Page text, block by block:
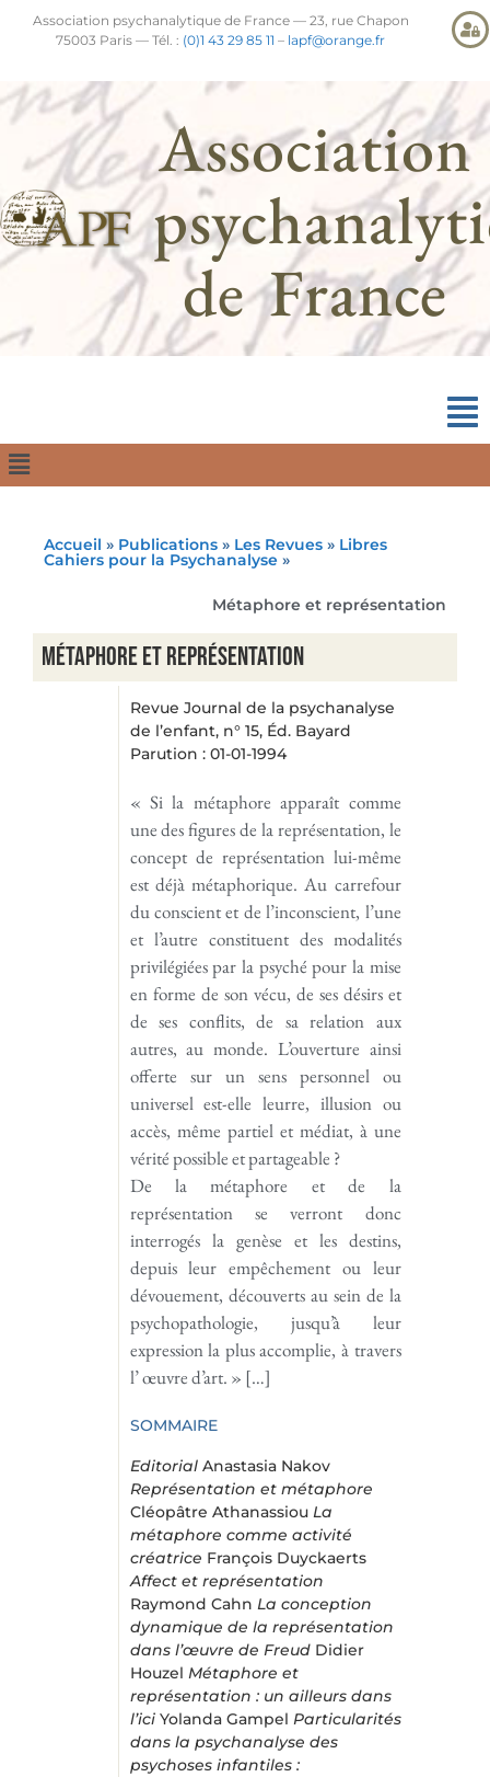
Association psychanalytique de France — 23, rue Chapon
75003 Paris — Tél. : (0)1 43 29 85 11 – lapf@orange.fr
Association
de France
Accueil » Publications » Les Revues » Libres
Cahiers pour la Psychanalyse »
Métaphore et représentation
Métaphore et représentation
Revue Journal de la psychanalyse
de l’enfant, n° 15, Éd. Bayard
Parution : 01-01-1994
« Si la métaphore apparaît comme
une des figures de la représentation, le
concept de représentation lui-même
est déjà métaphorique. Au carrefour
du conscient et de l’inconscient, l’une
et l’autre constituent des modalités
privilégiées par la psyché pour la mise
en forme de son vécu, de ses désirs et
de ses conflits, de sa relation aux
autres, au monde. L’ouverture ainsi
offerte sur un sens personnel ou
universel est-elle leurre, illusion ou
accès, même partiel et médiat, à une
vérité possible et partageable ?
De la métaphore et de la
représentation se verront donc
interrogés la genèse et les destins,
depuis leur empêchement ou leur
dévouement, découverts au sein de la
psychopathologie, jusqu’à leur
expression la plus accomplie, à travers
l’ œuvre d’art. » […]
SOMMAIRE
Editorial Anastasia Nakov
Représentation et métaphore
Cléopâtre Athanassiou La
métaphore comme activité
créatrice François Duyckaerts
Affect et représentation
Raymond Cahn La conception
dynamique de la représentation
dans l’œuvre de Freud Didier
Houzel Métaphore et
représentation : un ailleurs dans
l’ici Yolanda Gampel Particularités
dans la psychanalyse des
psychoses infantiles :